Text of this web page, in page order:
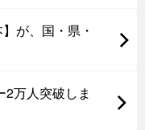
が、国・県・
万人突破しま